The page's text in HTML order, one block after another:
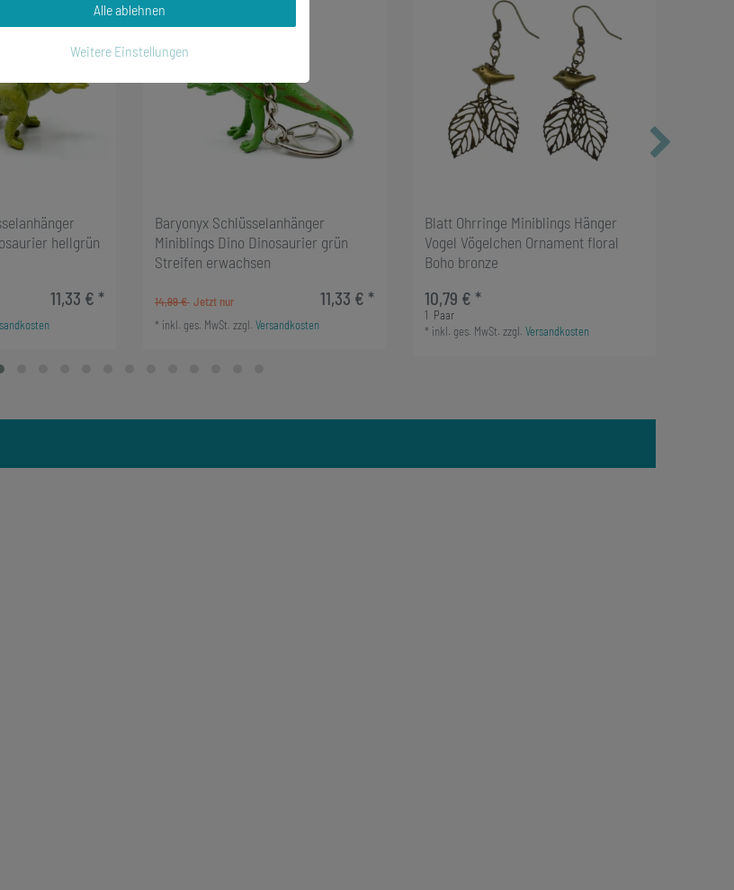
hellgrün
11,33 € *
Baryonyx Schlüsselanhänger
Miniblings Dino Dinosaurier grün
Streifen erwachsen
14,99 € 11,33 € *
* inkl. ges. MwSt. zzgl. Versandkosten
Blatt Ohrringe Miniblings Hänger
Vogel Vögelchen Ornament floral
Boho bronze
10,79 € *
1 Paar
* inkl. ges. MwSt. zzgl. Versandkosten
Alle ablehnen
Weitere Einstellungen